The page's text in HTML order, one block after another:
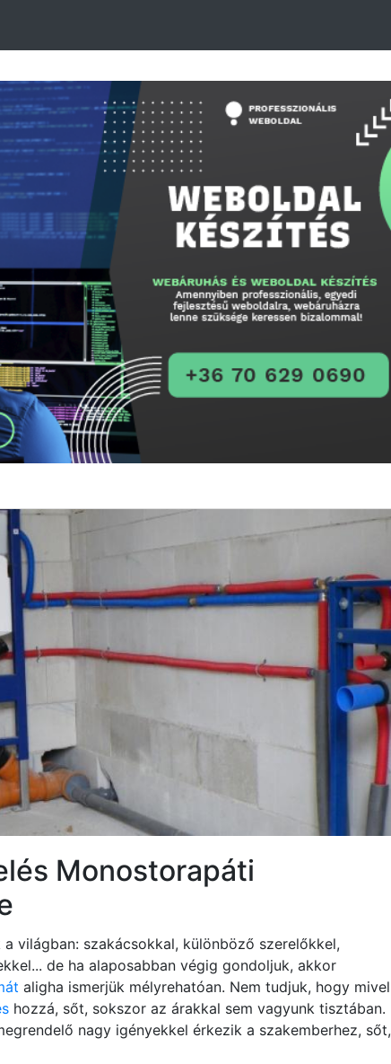
Monostorapáti
világban: szakácsokkal, különböző szerelőkkel,
de ha alaposabban végig gondoljuk, akkor
aligha ismerjük mélyrehatóan. Nem tudjuk, hogy mivel
hozzá, sőt, sokszor az árakkal sem vagyunk tisztában.
nagy igényekkel érkezik a szakemberhez, sőt,